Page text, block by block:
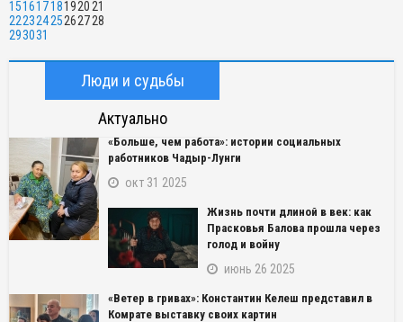
151617181920 21
22232425262728
293031
Люди и судьбы
Актуально
«Больше, чем работа»: истории социальных
работников Чадыр-Лунги
окт 31 2025
Жизнь почти длиной в век: как
Прасковья Балова прошла через
голод и войну
июнь 26 2025
«Ветер в гривах»: Константин Келеш представил в
Комрате выставку своих картин